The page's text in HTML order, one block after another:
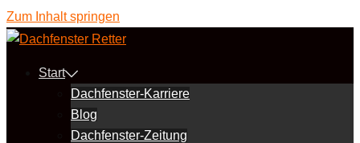
Zum Inhalt springen
Start
Dachfenster-Karriere
Blog
Dachfenster-Zeitung